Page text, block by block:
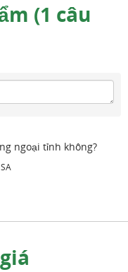
(1 câu
ngoại tỉnh không?